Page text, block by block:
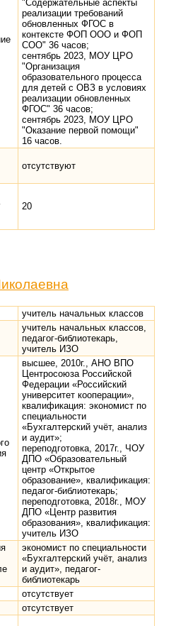
"Содержательные аспекты
реализации требований
обновленных ФГОС в
контексте ФОП ООО и ФОП
СОО" 36 часов;
сентябрь 2023, МОУ ЦРО
"Организация
образовательного процесса
для детей с ОВЗ в условиях
реализации обновленных
ФГОС" 36 часов;
сентябрь 2023, МОУ ЦРО
"Оказание первой помощи"
16 часов.
отсутствуют
20
учитель начальных классов
учитель начальных классов,
педагог-библиотекарь,
учитель ИЗО
высшее, 2010г., АНО ВПО
Центросоюза Российской
Федерации «Российский
университет кооперации»,
квалификация: экономист по
специальности
«Бухгалтерский учёт, анализ
и аудит»;
переподготовка, 2017г., ЧОУ
ДПО «Образовательный
центр «Открытое
образование», квалификация:
педагог-библиотекарь;
переподготовка, 2018г., МОУ
ДПО «Центр развития
образования», квалификация:
учитель ИЗО
экономист по специальности
«Бухгалтерский учёт, анализ
и аудит», педагог-
библиотекарь
отсутствует
отсутствует